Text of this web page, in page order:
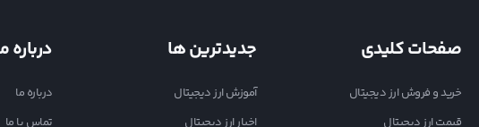
صفحات کلیدی
خرید و فروش ارز دیجیتال
قیمت ارز دیجیتال
جدیدترین ها
آموزش ارز دیجیتال
اخبار ارز دیجیتال
درباره
درباره ما
تماس با ما